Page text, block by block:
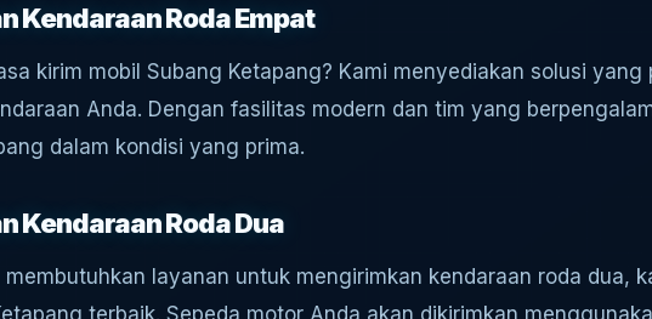
Kendaraan Roda Empat
kirim mobil Subang Ketapang? Kami menyediakan solusi
Anda. Dengan fasilitas modern dan tim yang
dalam kondisi yang prima.
Kendaraan Roda Dua
membutuhkan layanan untuk mengirimkan kendaraan roda dua,
terbaik. Sepeda motor Anda akan dikirimkan